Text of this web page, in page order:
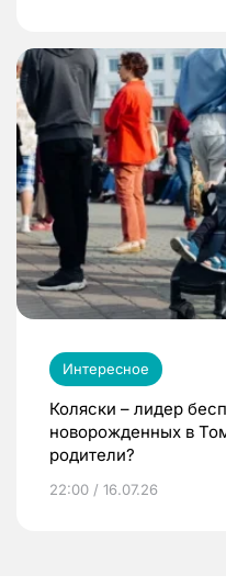
Интересное
Коляски – лидер
новорожденных в
родители?
22:00 / 16.07.26